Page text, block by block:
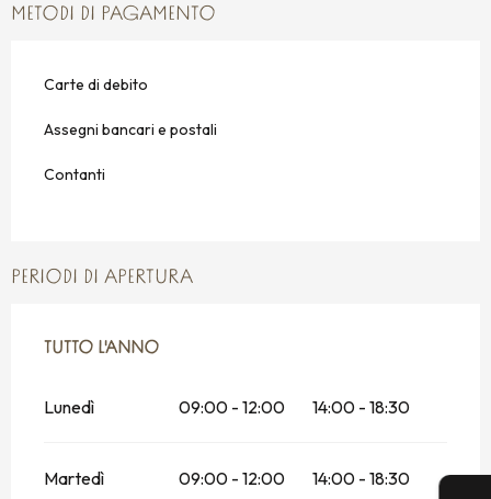
METODI DI PAGAMENTO
Carte di debito
Assegni bancari e postali
Contanti
PERIODI DI APERTURA
TUTTO L'ANNO
TUTTO L'ANNO
Lunedì 09:00 - 12:00 14:00 - 18:30
Martedì 09:00 - 12:00 14:00 - 18:30